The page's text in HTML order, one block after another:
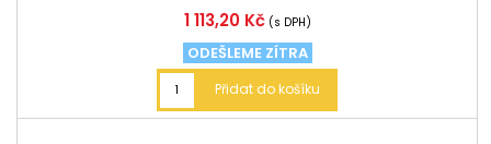
Cena
1 113,20 Kč (s DPH)
ODEŠLEME ZÍTRA
Přidat do košíku